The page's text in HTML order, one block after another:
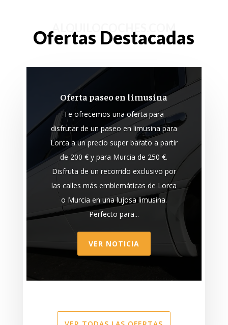
ALQUILOCOCHES.COM
Ofertas Destacadas
Oferta paseo en limusina
Te ofrecemos una oferta para
disfrutar de un paseo en limusina para
Lorca a un precio super barato a partir
de 200 € y para Murcia de 250 €.
Disfruta de un recorrido exclusivo por
las calles más emblemáticas de Lorca
o Murcia en una lujosa limusina.
Perfecto para...
VER NOTICIA